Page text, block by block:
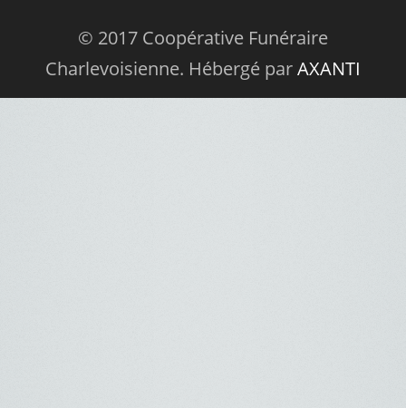
© 2017 Coopérative Funéraire
Charlevoisienne. Hébergé parAXANTI